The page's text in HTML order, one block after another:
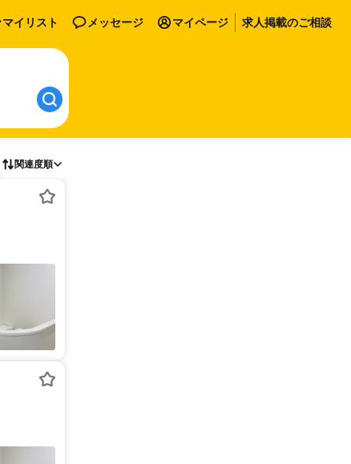
マイリスト メッセージ マイページ 求人掲載のご相談
関連度順